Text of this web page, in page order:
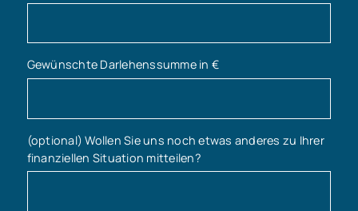
Gewünschte Darlehenssumme in €
(optional) Wollen Sie uns noch etwas anderes zu Ihrer
finanziellen Situation mitteilen?